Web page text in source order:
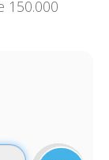
150.000